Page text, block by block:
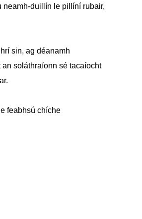
neamh-duillín le pillíní rubair,
sin, ag déanamh
soláthraíonn sé tacaíocht
feabhsú chíche